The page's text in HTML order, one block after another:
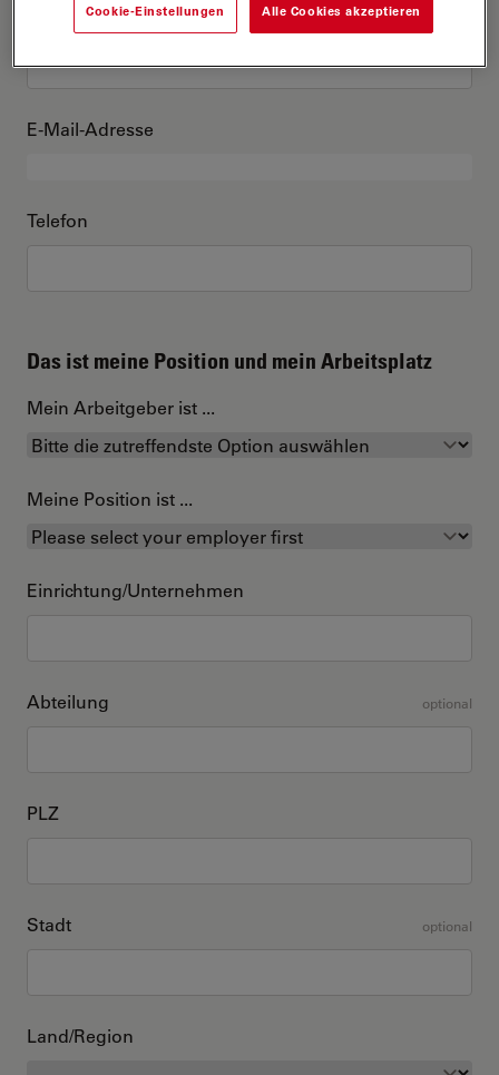
Nachname
E-Mail-Adresse
Telefon
Das ist meine Position und mein Arbeitsplatz
Mein Arbeitgeber ist ...
Meine Position ist ...
Einrichtung/Unternehmen
Abteilung optional
PLZ
Stadt optional
Land/Region
Cookie-Einstellungen Alle Cookies akzeptieren